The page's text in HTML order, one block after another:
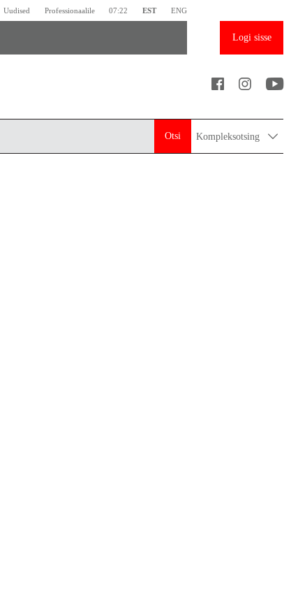
Uudised Professionaalile 07:22 EST ENG
Logi sisse
Otsi Kompleksotsing